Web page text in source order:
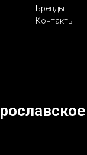
Бренды
Контакты